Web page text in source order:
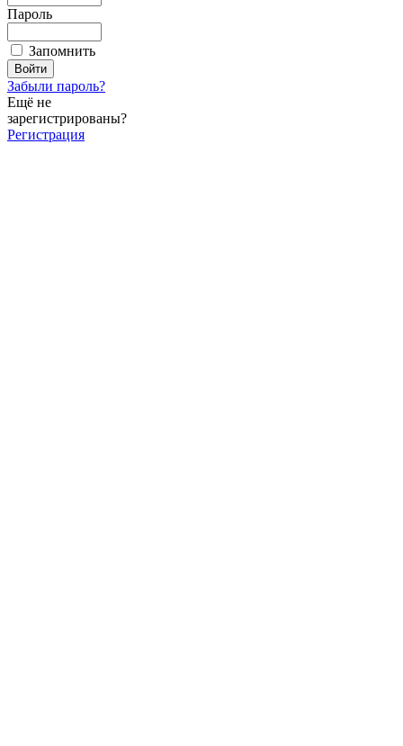
Пароль
Запомнить
Забыли пароль?
Ещё не
зарегистрированы?
Регистрация